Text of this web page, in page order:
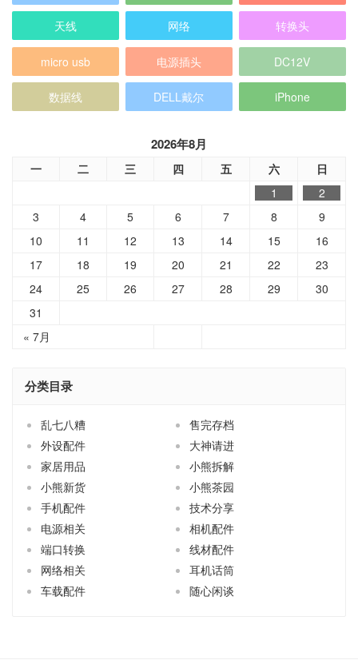
天线 网络 转换头
micro usb 电源插头 DC12V
数据线 DELL戴尔 iPhone
2026年8月
一 二 三 四 五 六 日
« 7月
1
2
3
4 5 6 7 8
9
10
11 12 13 14 15
16
17
18 19 20 21 22
23
24
25 26 27 28 29
30
31
分类目录
乱七八糟
售完存档
外设配件
大神请进
家居用品
小熊拆解
小熊新货
小熊茶园
手机配件
技术分享
电源相关
相机配件
端口转换
线材配件
网络相关
耳机话筒
车载配件
随心闲谈